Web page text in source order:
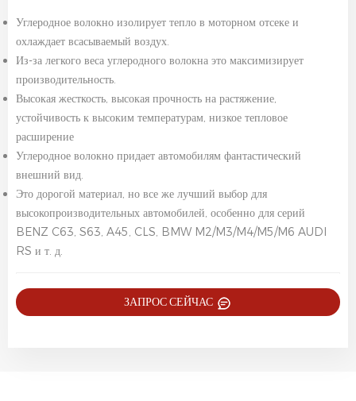
Углеродное волокно изолирует тепло в моторном отсеке и
охлаждает всасываемый воздух.
Из-за легкого веса углеродного волокна это максимизирует
производительность.
Высокая жесткость, высокая прочность на растяжение,
устойчивость к высоким температурам, низкое тепловое
расширение
Углеродное волокно придает автомобилям фантастический
внешний вид.
Это дорогой материал, но все же лучший выбор для
высокопроизводительных автомобилей, особенно для серий
BENZ C63, S63, A45, CLS, BMW M2/M3/M4/M5/M6 AUDI
RS и т. д.
ЗАПРОС СЕЙЧАС